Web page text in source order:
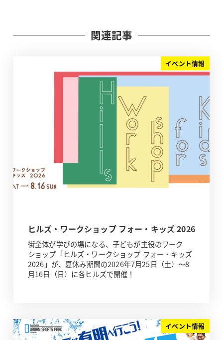
関連記事
イベント情報
ヒルズ・ワークショップ フォー・キッズ 2026
街全体が学びの場になる、子どもが主役のワーク
ショップ「ヒルズ・ワークショップ フォー・キッズ
2026」が、夏休み期間の2026年7月25日（土）〜8
月16日（日）に各ヒルズで開催！
イベント情報